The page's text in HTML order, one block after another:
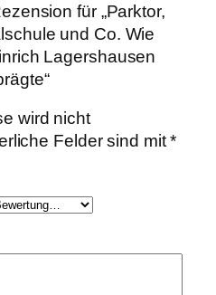
für „Parktor,
und Co. Wie
Lagershausen
wird nicht
Felder sind mit*